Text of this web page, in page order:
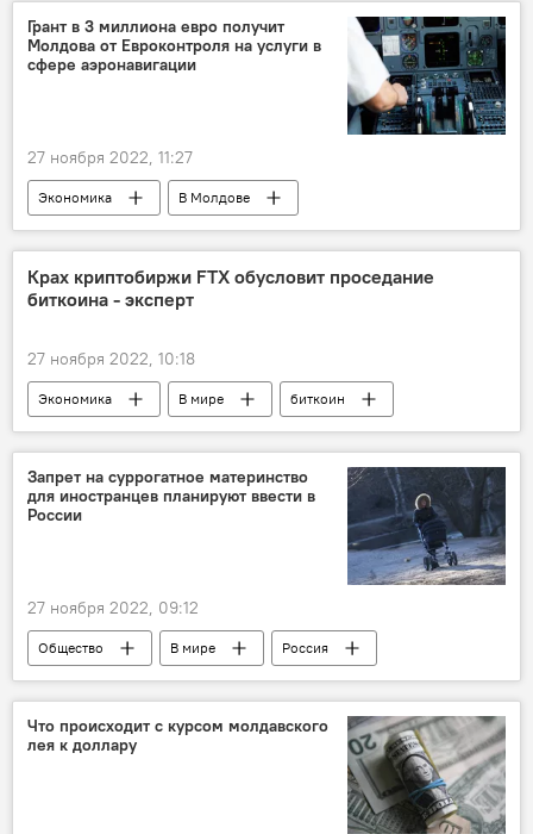
Грант в 3 миллиона евро получит
Молдова от Евроконтроля на услуги в
сфере аэронавигации
27 ноября 2022, 11:27
Экономика
В Молдове
Андрей Спыну
Крах криптобиржи FTX обусловит проседание
биткоина - эксперт
27 ноября 2022, 10:18
Экономика В мире биткоин
Запрет на суррогатное материнство
для иностранцев планируют ввести в
России
27 ноября 2022, 09:12
Общество В мире Россия
Что происходит с курсом молдавского
лея к доллару